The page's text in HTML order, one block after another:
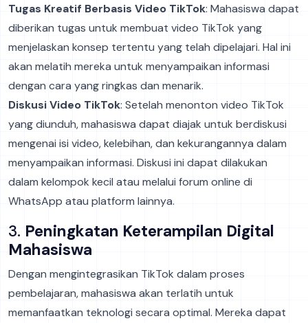
Tugas Kreatif Berbasis Video TikTok: Mahasiswa dapat
diberikan tugas untuk membuat video TikTok yang
menjelaskan konsep tertentu yang telah dipelajari. Hal ini
akan melatih mereka untuk menyampaikan informasi
dengan cara yang ringkas dan menarik.
Diskusi Video TikTok: Setelah menonton video TikTok
yang diunduh, mahasiswa dapat diajak untuk berdiskusi
mengenai isi video, kelebihan, dan kekurangannya dalam
menyampaikan informasi. Diskusi ini dapat dilakukan
dalam kelompok kecil atau melalui forum online di
WhatsApp atau platform lainnya.
3. Peningkatan Keterampilan Digital
Mahasiswa
Dengan mengintegrasikan TikTok dalam proses
pembelajaran, mahasiswa akan terlatih untuk
memanfaatkan teknologi secara optimal. Mereka dapat